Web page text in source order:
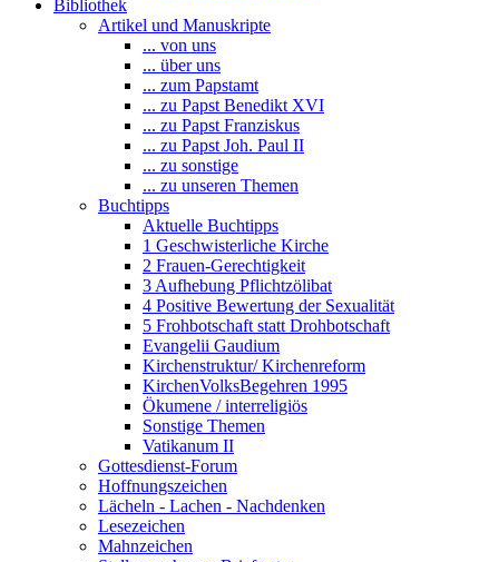
Bibliothek
Artikel und Manuskripte
... von uns
... über uns
... zum Papstamt
... zu Papst Benedikt XVI
... zu Papst Franziskus
... zu Papst Joh. Paul II
... zu sonstige
... zu unseren Themen
Buchtipps
Aktuelle Buchtipps
1 Geschwisterliche Kirche
2 Frauen-Gerechtigkeit
3 Aufhebung Pflichtzölibat
4 Positive Bewertung der Sexualität
5 Frohbotschaft statt Drohbotschaft
Evangelii Gaudium
Kirchenstruktur/ Kirchenreform
KirchenVolksBegehren 1995
Ökumene / interreligiös
Sonstige Themen
Vatikanum II
Gottesdienst-Forum
Hoffnungszeichen
Lächeln - Lachen - Nachdenken
Lesezeichen
Mahnzeichen